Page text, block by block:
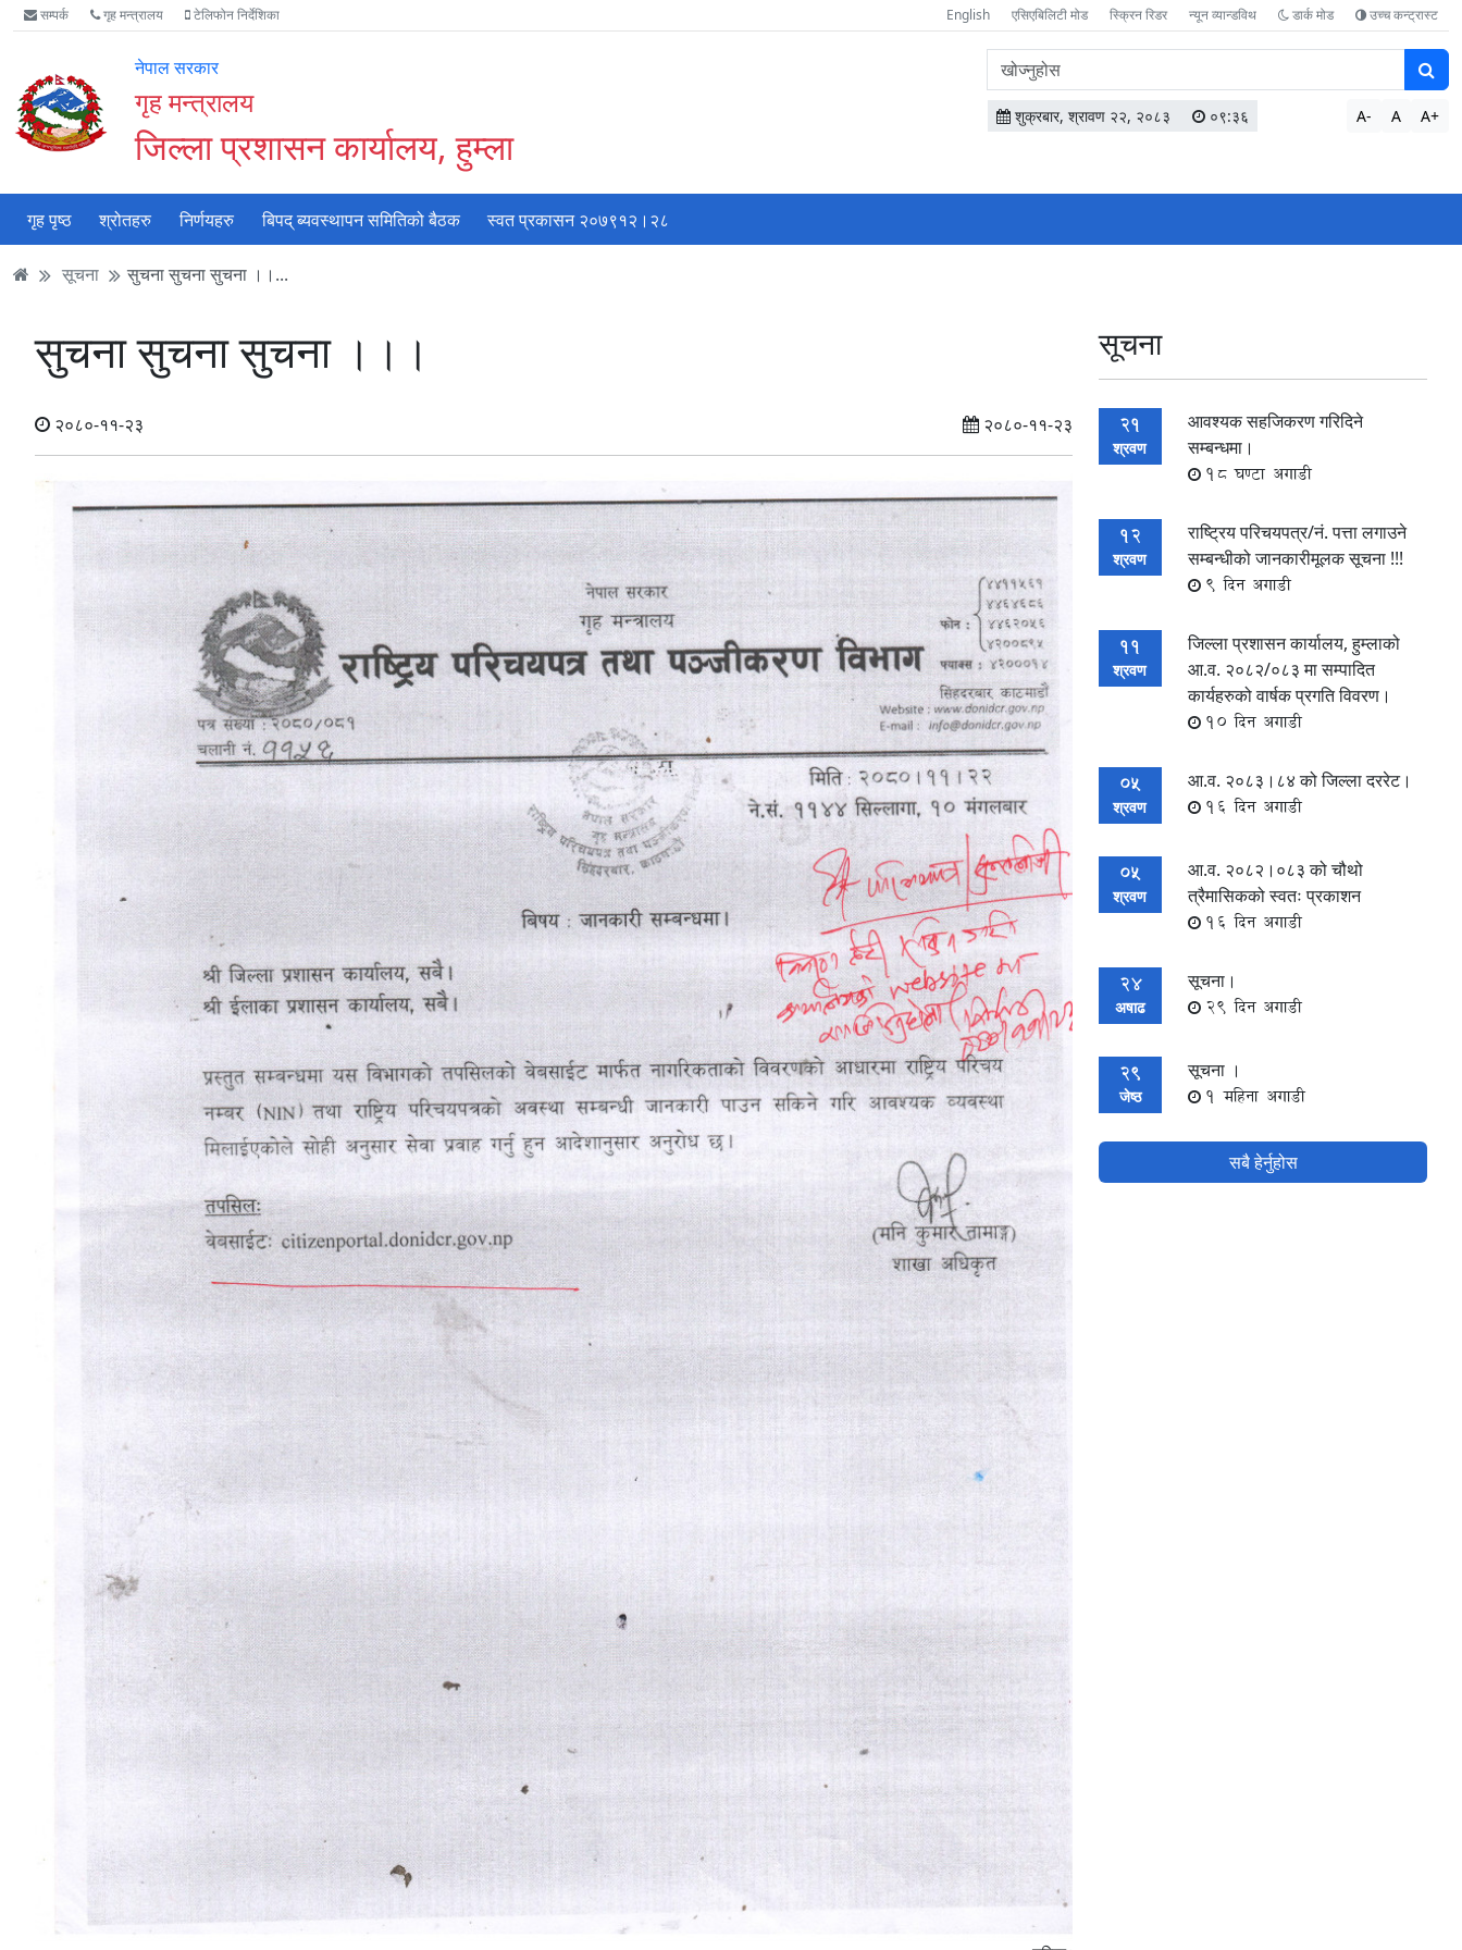
Accessibility
Mode
गर्नुहोस्
मुख्य
सामाग्री
मुख्य
नेभिगेसन
वेबसाइट
खोजमा
सम्पर्क गृह मन्त्रालय टेलिफोन निर्देशिका English एसिएबिलिटी मोड स्क्रिन रिडर न्यून व्यान्डविथ डार्क मोड उच्च कन्ट्रास्ट
नेपाल सरकार
गृह मन्त्रालय
जिल्ला प्रशासन कार्यालय, हुम्ला
वेबसाइटमा
सामग्री
खोज्नुहोस
शुक्रबार, श्रावण २२, २०८३ ०९:३६ A- A A+
गृह पृष्ठ श्रोतहरु निर्णयहरु बिपद् ब्यवस्थापन समितिको बैठक स्वत प्रकासन २०७९१२।२८
सूचना सुचना सुचना सुचना ।।...
सुचना सुचना सुचना ।।।
२०८०-११-२३ २०८०-११-२३
सूचना
21
श्रवण
आवश्यक सहजिकरण गरिदिने
सम्बन्धमा।
18 घण्टा अगाडी
12
श्रवण
राष्ट्रिय परिचयपत्र/नं. पत्ता लगाउने
सम्बन्धीको जानकारीमूलक सूचना !!!
9 दिन अगाडी
11
श्रवण
जिल्ला प्रशासन कार्यालय, हुम्लाको
आ.व. २०८२/०८३ मा सम्पादित
कार्यहरुको वार्षक प्रगति विवरण।
10 दिन अगाडी
05
श्रवण
आ.व. २०८३।८४ को जिल्ला दररेट।
16 दिन अगाडी
05
श्रवण
आ.व. २०८२।०८३ को चौथो
त्रैमासिकको स्वतः प्रकाशन
16 दिन अगाडी
24
अषाढ
सूचना।
29 दिन अगाडी
29
जेष्ठ
सूचना ।
1 महिना अगाडी
सबै हेर्नुहोस